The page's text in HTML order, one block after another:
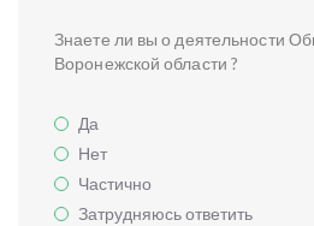
Знаете ли вы о деятельности
Воронежской области ?
Да
Нет
Частично
Затрудняюсь ответить